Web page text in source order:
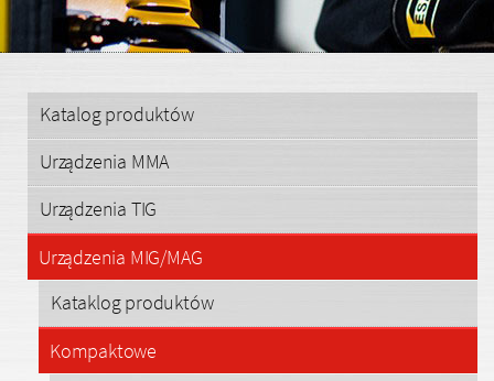
Katalog produktów
Urządzenia MMA
Urządzenia TIG
Urządzenia MIG/MAG
Kataklog produktów
Kompaktowe